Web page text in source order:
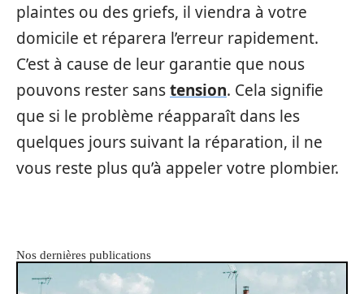
plaintes ou des griefs, il viendra à votre
domicile et réparera l’erreur rapidement.
C’est à cause de leur garantie que nous
pouvons rester sanstension. Cela signifie
que si le problème réapparaît dans les
quelques jours suivant la réparation, il ne
vous reste plus qu’à appeler votre plombier.
Nos dernières publications